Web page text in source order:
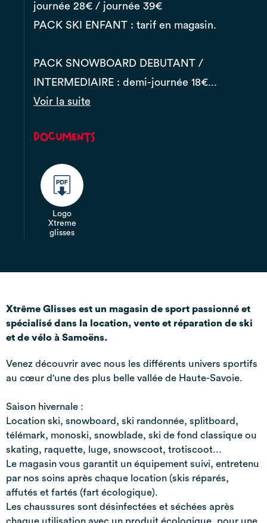
journée 28€ / journée 39€
PACK SKI ENFANT : tarif en magasin.
PACK SNOWBOARD DEBUTANT /
INTERMEDIAIRE : demi-journée 18€...
Voir la suite
Documents
Logo
Xtreme
glisses
Xtrême Glisses est un magasin de sport passionné et
spécialisé dans la location, vente et réparation de ski
et de vélo à Samoëns.
Venez découvrir avec nous les différents univers sportifs
au cœur d'une des plus belle vallée de Haute-Savoie.
Saison hivernale :
Location ski, snowboard, ski randonnée, splitboard,
télémark, monoski, snowblade, ski de fond classique ou
skating, raquette, luge, snowscoot, trotiscoot...
Le magasin vous garantit un équipement suivi, entretenu
par nos soins après chaque location (skis réparés,
affutés et fartés (fart écologique).
Les chaussures sont désinfectées et séchées après